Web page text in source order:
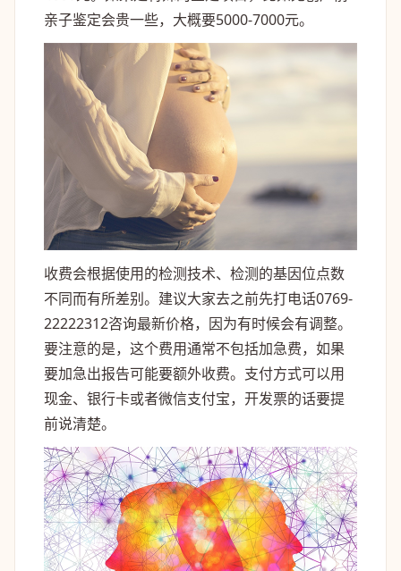
亲子鉴定会贵一些，大概要5000-7000元。
收费会根据使用的检测技术、检测的基因位点数
不同而有所差别。建议大家去之前先打电话0769-
22222312咨询最新价格，因为有时候会有调整。
要注意的是，这个费用通常不包括加急费，如果
要加急出报告可能要额外收费。支付方式可以用
现金、银行卡或者微信支付宝，开发票的话要提
前说清楚。